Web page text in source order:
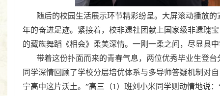
随后的校园生活展示环节精彩纷呈。大屏滚动播放
年的奋进足迹。紧接着，校非遗社团献上国家级非遗瑰
的藏族舞蹈《相会》柔美深情。一刚一柔之间，尽显县
带着这份扑面而来的青春气息，两位优秀毕业生登
同学深情回顾了学校分层培优体系与多导师答疑机制对
宁高中这片沃土。”高三（1 ）班刘小米同学则动情地说